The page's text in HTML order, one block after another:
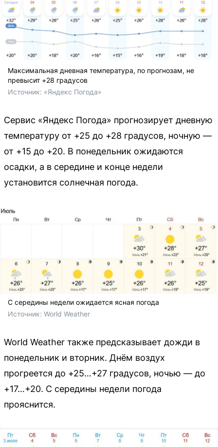
Максимальная дневная температура, по прогнозам, не
превысит +28 градусов
Источник: «Яндекс Погода»
Сервис «Яндекс Погода» прогнозирует дневную
температуру от +25 до +28 градусов, ночную —
от +15 до +20. В понедельник ожидаются
осадки, а в середине и конце недели
установится солнечная погода.
С середины недели ожидается ясная погода
Источник: World Weather
World Weather также предсказывает дожди в
понедельник и вторник. Днём воздух
прогреется до +25…+27 градусов, ночью — до
+17…+20. С середины недели погода
прояснится.